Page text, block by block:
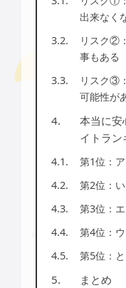
出来なく
リスク②
事もある
リスク③
可能性が
本当に安
イトラン
第1位：
第2位：
第3位：
第4位：
第5位：
まとめ